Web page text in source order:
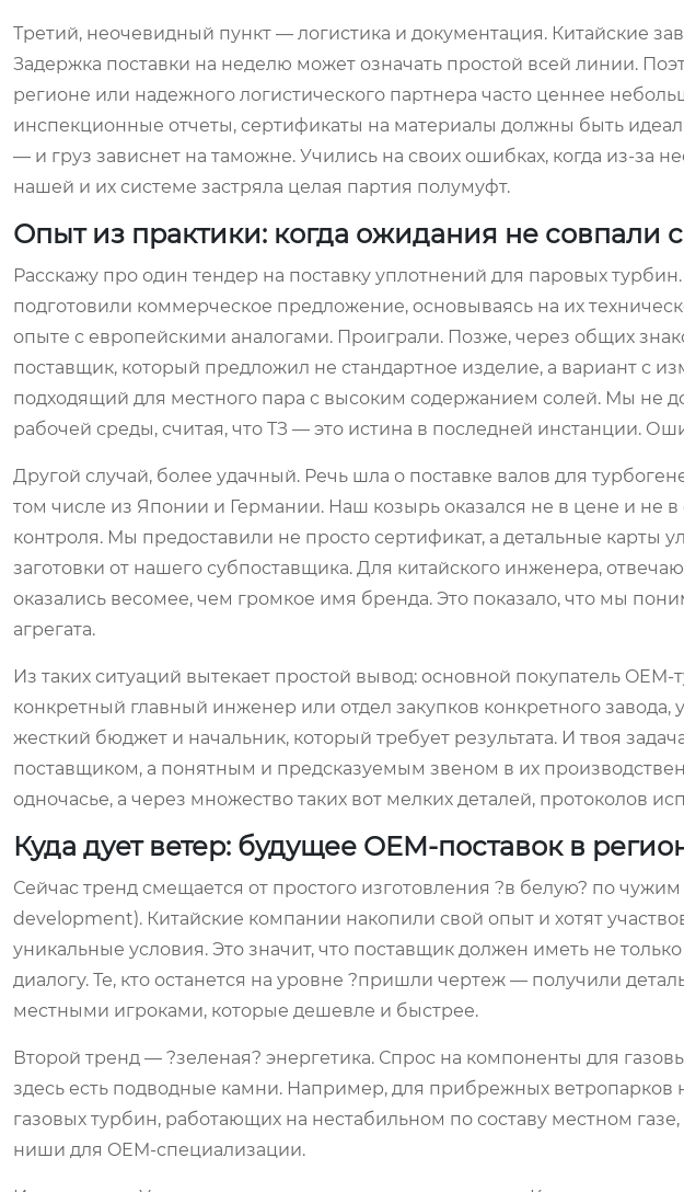
Третий, неочевидный пункт — логистика и документация. Китайские
Задержка поставки на неделю может означать простой всей линии.
регионе или надежного логистического партнера часто ценнее
инспекционные отчеты, сертификаты на материалы должны быть
— и груз зависнет на таможне. Учились на своих ошибках, когда из-за
нашей и их системе застряла целая партия полумуфт.
Опыт из практики: когда ожидания не совпали
Расскажу про один тендер на поставку уплотнений для паровых
подготовили коммерческое предложение, основываясь на их
опыте с европейскими аналогами. Проиграли. Позже, через общих
поставщик, который предложил не стандартное изделие, а вариант с
подходящий для местного пара с высоким содержанием солей. Мы не
рабочей среды, считая, что ТЗ — это истина в последней инстанции.
Другой случай, более удачный. Речь шла о поставке валов для
том числе из Японии и Германии. Наш козырь оказался не в цене и не
контроля. Мы предоставили не просто сертификат, а детальные карты
заготовки от нашего субпоставщика. Для китайского инженера,
оказались весомее, чем громкое имя бренда. Это показало, что мы
агрегата.
Из таких ситуаций вытекает простой вывод: основной покупатель
конкретный главный инженер или отдел закупков конкретного завода,
жесткий бюджет и начальник, который требует результата. И твоя
поставщиком, а понятным и предсказуемым звеном в их
одночасье, а через множество таких вот мелких деталей, протоколов
Куда дует ветер: будущее OEM-поставок в
Сейчас тренд смещается от простого изготовления ?в белую? по
development). Китайские компании накопили свой опыт и хотят
уникальные условия. Это значит, что поставщик должен иметь не
диалогу. Те, кто останется на уровне ?пришли чертеж — получили
местными игроками, которые дешевле и быстрее.
Второй тренд — ?зеленая? энергетика. Спрос на компоненты для
здесь есть подводные камни. Например, для прибрежных ветропарков
газовых турбин, работающих на нестабильном по составу местном
ниши для OEM-специализации.